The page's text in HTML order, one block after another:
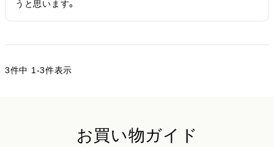
うと思います。
3件中 1-3件表示
お買い物ガイド